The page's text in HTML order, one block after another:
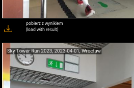
pobierz z wynikiem
(load with result)